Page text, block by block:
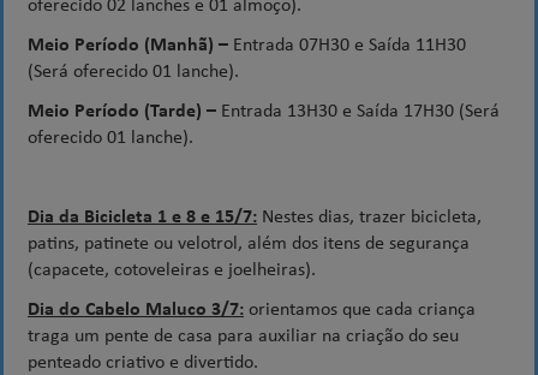
Meio Período (Manhã) – Entrada 07H30 e Saída 11H30
(Será oferecido 01 lanche).
Meio Período (Tarde) – Entrada 13H30 e Saída 17H30 (Será
oferecido 01 lanche).
Dia da Bicicleta 1 e 8 e 15/7: Nestes dias, trazer bicicleta,
patins, patinete ou velotrol, além dos itens de segurança
(capacete, cotoveleiras e joelheiras).
Dia do Cabelo Maluco 3/7:orientamos que cada criança
traga um pente de casa para auxiliar na criação do seu
penteado criativo e divertido.